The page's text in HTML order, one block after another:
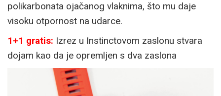
polikarbonata ojačanog vlaknima, što mu daje
visoku otpornost na udarce.
1+1 gratis: Izrez u Instinctovom zaslonu stvara
dojam kao da je opremljen s dva zaslona